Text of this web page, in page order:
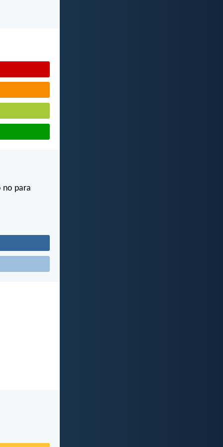
no para